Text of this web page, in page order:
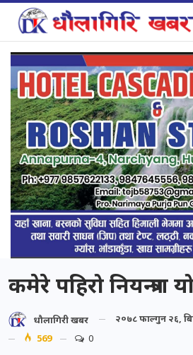
कमेरे पहिरो नियन्त्रण
धौलागिरी खबर २०७८ फाल्गुन २६,
569
0